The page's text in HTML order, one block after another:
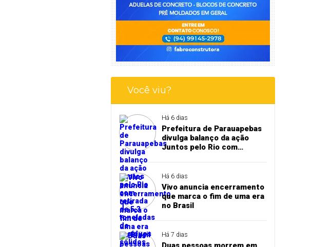
Você viu?
Há 6 dias
Prefeitura de Parauapebas
divulga balanço da ação
Juntos pelo Rio com
Há 6 dias
Vivo anuncia encerramento
que marca o fim de uma era
no Brasil
Há 7 dias